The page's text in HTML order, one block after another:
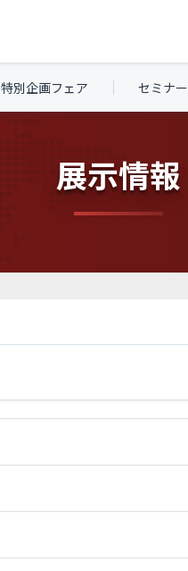
特別企画フェア セミナー
展示情報